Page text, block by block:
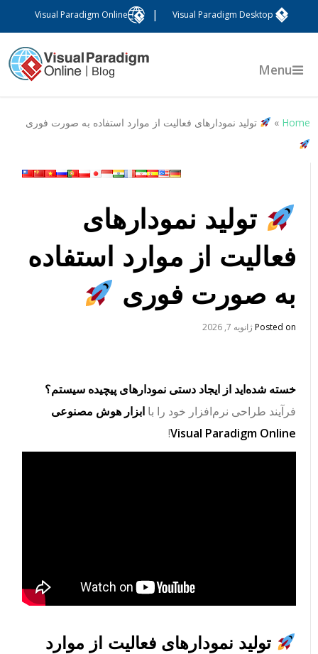
Visual Paradigm Desktop
Visual Paradigm Online
Menu
Home
» تولید نمودارهای فعالیت از موارد استفاده به صورت فوری
تولید نمودارهای
فعالیت از موارد استفاده
به صورت فوری
Posted onژانویه 7, 2026
خسته شده‌اید از ایجاد دستی نمودارهای پیچیده سیستم؟
فرآیند طراحی نرم‌افزار خود را باابزار هوش مصنوعی
Visual Paradigm Online
!
تولید نمودارهای فعالیت از موارد